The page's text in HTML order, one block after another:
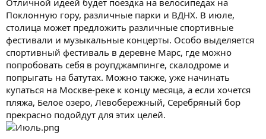
Поклонную гору, различные парки и ВДНХ. В июле,
столица может предложить различные спортивные
фестивали и музыкальные концерты. Особо выделяется
спортивный фестиваль в деревне Марс, где можно
попробовать себя в роупджампинге, скалодроме и
попрыгать на батутах. Можно также, уже начинать
купаться на Москве-реке к концу месяца, а если хочется
пляжа, Белое озеро, Левобережный, Серебряный бор
прекрасно подойдут для этих целей.